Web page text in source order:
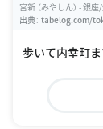
宮新 （みやしん） - 銀
出典： tabelog.com/
歩いて内幸町ま